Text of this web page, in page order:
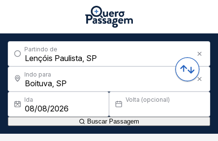
Partindo de
Indo para
Ida Volta (opcional)
Buscar Passagem